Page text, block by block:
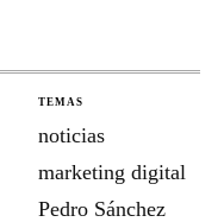
TEMAS
noticias
marketing digital
Pedro Sánchez